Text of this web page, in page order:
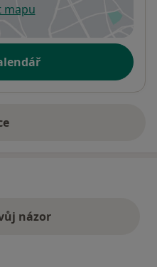
mapu
otevře v nové záložce
adrese
názor